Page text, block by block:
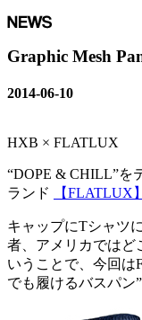
Graphic Mesh
2014-06-10
HXB × FLATLUX
“DOPE & CHILL”を
ランド
【FLATLUX】
キャップにTシャツ
者、アメリカではど
いうことで、今回
でも履けるバスパン